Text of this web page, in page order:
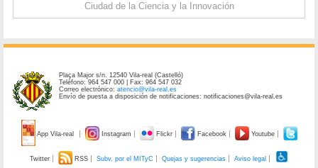
Ciudad de la Ciencia y la Innovación
Plaça Major s/n. 12540 Vila-real (Castelló)
Teléfono: 964 547 000 | Fax: 964 547 032
Correo electrónico:atencio@vila-real.es
Envío de puesta a disposición de notificaciones: notificaciones@vila-real.es
App Vila-real Instagram Flickr Facebook Youtube
Twitter RSS Subv. por el MITyC Quejas y sugerencias Aviso legal